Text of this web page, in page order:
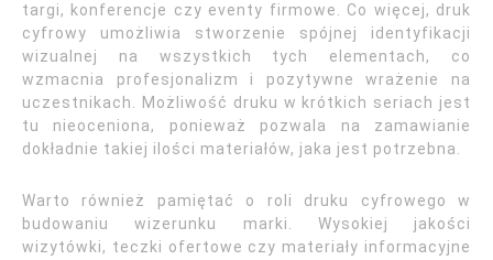
targi, konferencje czy eventy firmowe. Co więcej, druk
cyfrowy umożliwia stworzenie spójnej identyfikacji
wizualnej na wszystkich tych elementach, co
wzmacnia profesjonalizm i pozytywne wrażenie na
uczestnikach. Możliwość druku w krótkich seriach jest
tu nieoceniona, ponieważ pozwala na zamawianie
dokładnie takiej ilości materiałów, jaka jest potrzebna.
Warto również pamiętać o roli druku cyfrowego w
budowaniu wizerunku marki. Wysokiej jakości
wizytówki, teczki ofertowe czy materiały informacyjne